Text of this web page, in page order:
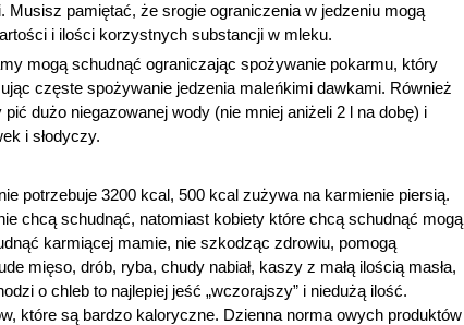
Musisz pamiętać, że srogie ograniczenia w jedzeniu mogą
i ilości korzystnych substancji w mleku.
mogą schudnąć ograniczając spożywanie pokarmu, który
częste spożywanie jedzenia maleńkimi dawkami. Również
dużo niegazowanej wody (nie mniej aniżeli 2 l na dobę) i
i słodyczy.
potrzebuje 3200 kcal, 500 kcal zużywa na karmienie piersią.
chcą schudnąć, natomiast kobiety które chcą schudnąć mogą
karmiącej mamie, nie szkodząc zdrowiu, pomogą
mięso, drób, ryba, chudy nabiał, kaszy z małą ilością masła,
o chleb to najlepiej jeść „wczorajszy” i niedużą ilość.
które są bardzo kaloryczne. Dzienna norma owych produktów